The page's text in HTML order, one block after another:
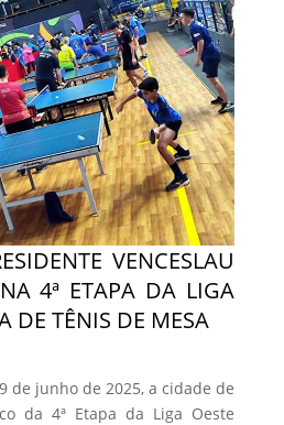
VENCESLAU
4ª ETAPA DA LIGA
DE TÊNIS DE MESA
de junho de 2025, a cidade de
da 4ª Etapa da Liga Oeste